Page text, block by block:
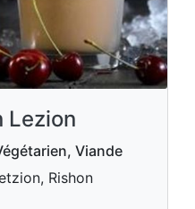
Lezion
Viande
Rishon